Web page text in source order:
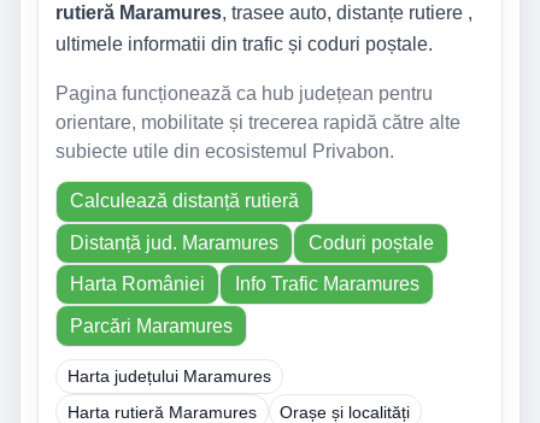
rutieră Maramures, trasee auto, distanțe rutiere ,
ultimele informatii din trafic și coduri poștale.
Pagina funcționează ca hub județean pentru
orientare, mobilitate și trecerea rapidă către alte
subiecte utile din ecosistemul Privabon.
Calculează distanță rutieră
Distanță jud. Maramures Coduri poștale
Harta României Info Trafic Maramures
Parcări Maramures
Harta județului Maramures
Harta rutieră Maramures
Orașe și localități